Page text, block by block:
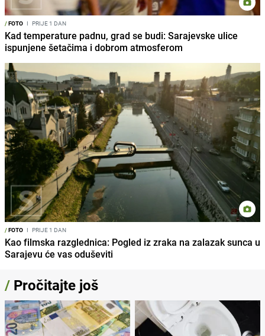
/FOTO I PRIJE 1 DAN
Kad temperature padnu, grad se budi: Sarajevske ulice
ispunjene šetačima i dobrom atmosferom
/FOTO I PRIJE 1 DAN
Kao filmska razglednica: Pogled iz zraka na zalazak sunca u
Sarajevu će vas oduševiti
/ Pročitajte još